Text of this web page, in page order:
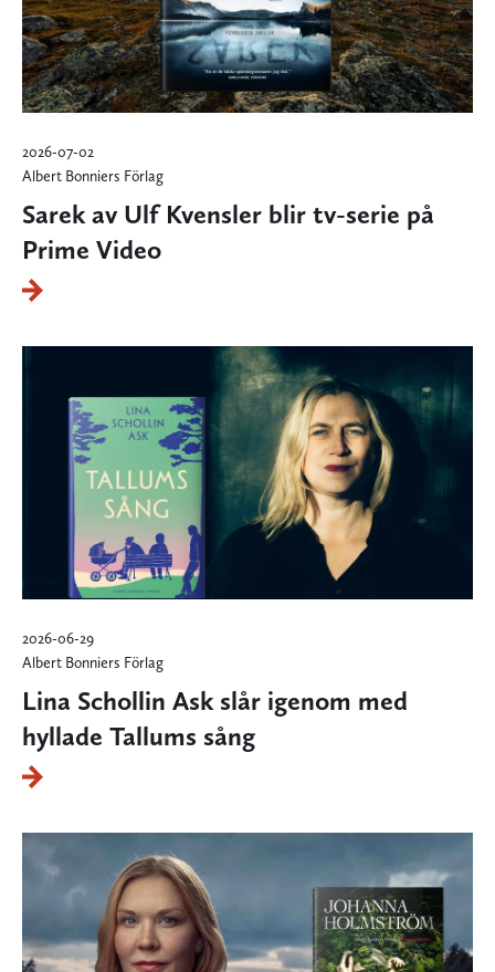
2026-07-02
Albert Bonniers Förlag
Sarek av Ulf Kvensler blir tv-serie på
Prime Video
2026-06-29
Albert Bonniers Förlag
Lina Schollin Ask slår igenom med
hyllade Tallums sång